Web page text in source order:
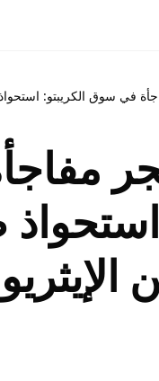
في سوق الكريبتو: استحواذ ضخم